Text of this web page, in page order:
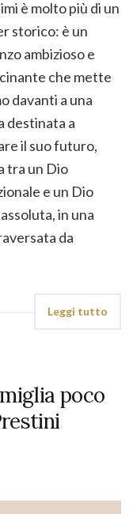
è molto più di un
storico: è un
ambizioso e
che mette
davanti a una
destinata a
il suo futuro,
tra un Dio
e un Dio
in una
da
Leggi tutto
poco